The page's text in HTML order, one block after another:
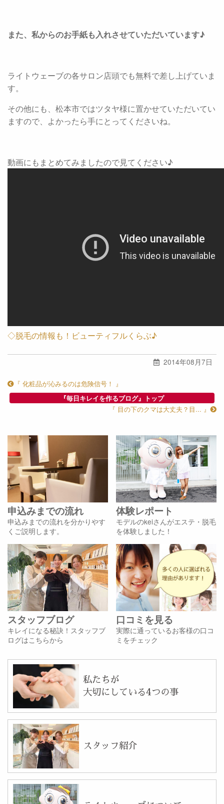
また、私からのお手紙も入れさせていただいています♪
ライトウェーブの各サロン店頭でも無料で差し上げていま
す。
その他にも、松本市ではツタヤ様に置かせていただいてい
ますので、よかったら手にとってくださいね。
動画にもまとめてみましたので見てください♪
◇脱毛の情報も！ビューティフルくらぶ♪
2014年08月7日
『 化粧品が沁みるのは危険信号！ 』
『毎日キレイを作るブログ』トップ
『 目の下のクマは大丈夫？目... 』
申込みまでの流れ
申込みまでの流れを分かりやす
くご説明します。
体験レポート
モデルのkeiさんがエステ・脱毛
を体験しました！
スタッフブログ
キレイになる秘訣！スタッフブ
ログはこちらから
口コミを見る
実際に通っているお客様の口コ
ミをチェック
私たちが
大切にしている4つの事
スタッフ紹介